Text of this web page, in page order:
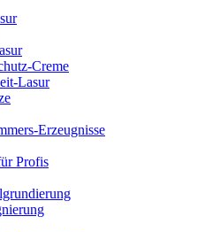
Creme
Lasur
Erzeugnisse
Profis